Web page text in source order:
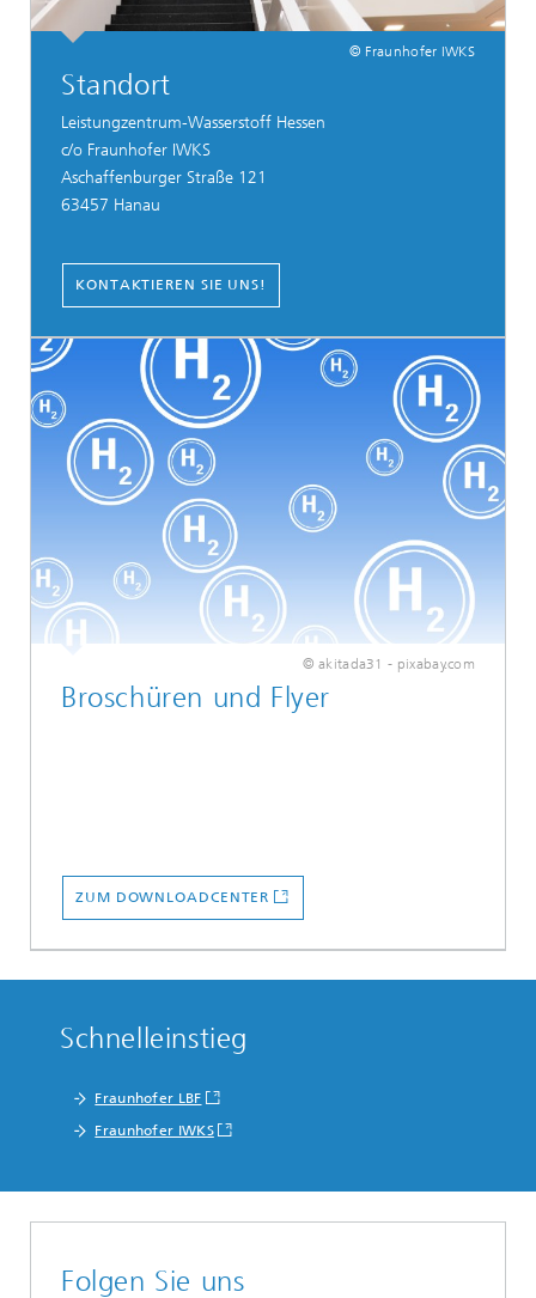
© Fraunhofer IWKS
Standort
Leistungzentrum-Wasserstoff Hessen
c/o Fraunhofer IWKS
Aschaffenburger Straße 121
63457 Hanau
KONTAKTIEREN SIE UNS!
© akitada31 - pixabay.com
Broschüren und Flyer
ZUM DOWNLOADCENTER
Schnelleinstieg
Fraunhofer LBF
Fraunhofer IWKS
Folgen Sie uns